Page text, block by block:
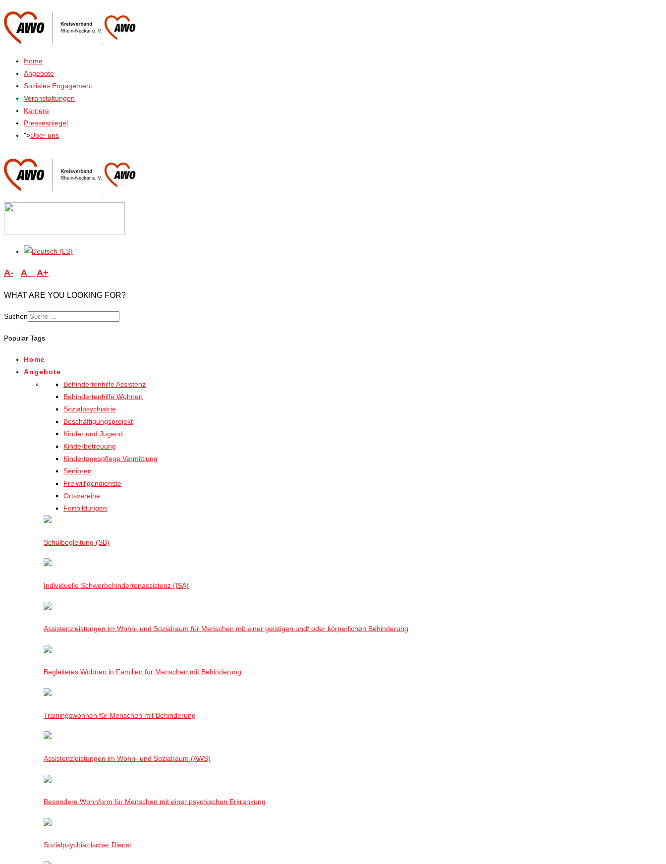
Home
Angebote
Soziales Engagement
Veranstaltungen
Karriere
Pressespiegel
">Über uns
A- A A+
WHAT ARE YOU LOOKING FOR?
Suchen
Popular Tags
Home
Angebote
Behindertenhilfe Assistenz
Behindertenhilfe Wohnen
Sozialpsychiatrie
Beschäftigungsprojekt
Kinder und Jugend
Kinderbetreuung
Kindertagespflege Vermittlung
Senioren
Freiwilligendienste
Ortsvereine
Fortbildungen
Schulbegleitung (SB)
Individuelle Schwerbehindertenassistenz (ISA)
Assistenzleistungen im Wohn- und Sozialraum für Menschen mit einer geistigen und/ oder körperlichen Behinderung
Begleitetes Wohnen in Familien für Menschen mit Behinderung
Trainingswohnen für Menschen mit Behinderung
Assistenzleistungen im Wohn- und Sozialraum (AWS)
Besondere Wohnform für Menschen mit einer psychischen Erkrankung
Sozialpsychiatrischer Dienst